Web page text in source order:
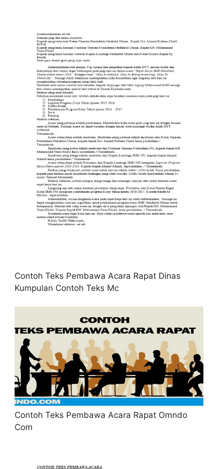
Contoh Teks Pembawa Acara Rapat Dinas
Kumpulan Contoh Teks Mc
Contoh Teks Pembawa Acara Rapat Omndo
Com